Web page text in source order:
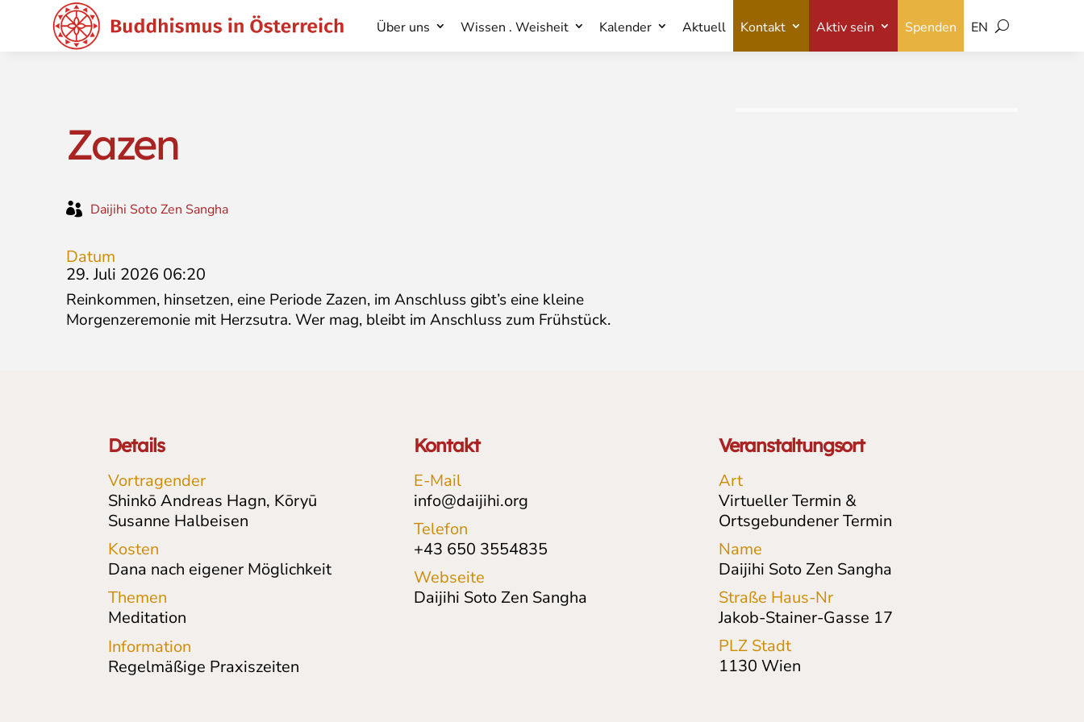
Über uns Wissen . Weisheit Kalender Aktuell Kontakt Aktiv sein Spenden EN
Über uns Wissen . Weisheit Kalender Aktuell Kontakt Aktiv sein Spenden EN
Zazen
 Daijihi Soto Zen Sangha
Datum
29. Juli 2026 06:20
Reinkommen, hinsetzen, eine Periode Zazen, im Anschluss gibt’s eine kleine
Morgenzeremonie mit Herzsutra. Wer mag, bleibt im Anschluss zum Frühstück.
Details
Vortragender
Shinkō Andreas Hagn, Kōryū
Susanne Halbeisen
Kosten
Dana nach eigener Möglichkeit
Themen
Meditation
Information
Regelmäßige Praxiszeiten
Kontakt
E-Mail
info@daijihi.org
Telefon
+43 650 3554835
Webseite
Daijihi Soto Zen Sangha
Veranstaltungsort
Art
Virtueller Termin &
Ortsgebundener Termin
Name
Daijihi Soto Zen Sangha
Straße Haus-Nr
Jakob-Stainer-Gasse 17
PLZ Stadt
1130 Wien